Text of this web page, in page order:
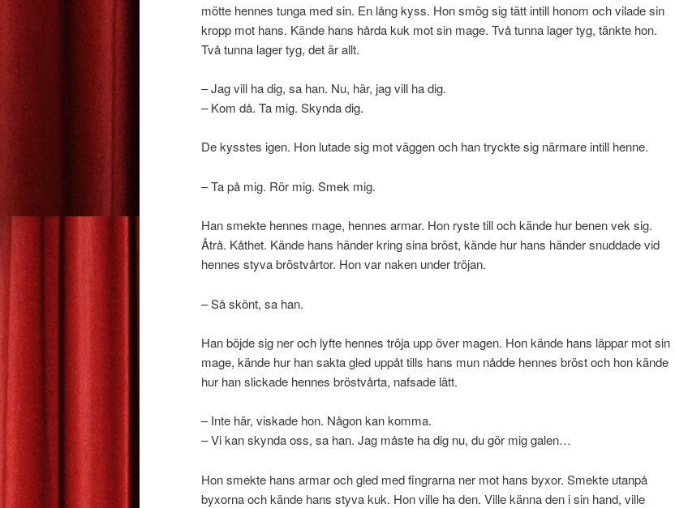
mötte hennes tunga med sin. En lång kyss. Hon smög sig tätt intill honom och vilade sin
kropp mot hans. Kände hans hårda kuk mot sin mage. Två tunna lager tyg, tänkte hon.
Två tunna lager tyg, det är allt.
– Jag vill ha dig, sa han. Nu, här, jag vill ha dig.
– Kom då. Ta mig. Skynda dig.
De kysstes igen. Hon lutade sig mot väggen och han tryckte sig närmare intill henne.
– Ta på mig. Rör mig. Smek mig.
Han smekte hennes mage, hennes armar. Hon ryste till och kände hur benen vek sig.
Åtrå. Kåthet. Kände hans händer kring sina bröst, kände hur hans händer snuddade vid
hennes styva bröstvårtor. Hon var naken under tröjan.
– Så skönt, sa han.
Han böjde sig ner och lyfte hennes tröja upp över magen. Hon kände hans läppar mot sin
mage, kände hur han sakta gled uppåt tills hans mun nådde hennes bröst och hon kände
hur han slickade hennes bröstvårta, nafsade lätt.
– Inte här, viskade hon. Någon kan komma.
– Vi kan skynda oss, sa han. Jag måste ha dig nu, du gör mig galen…
Hon smekte hans armar och gled med fingrarna ner mot hans byxor. Smekte utanpå
byxorna och kände hans styva kuk. Hon ville ha den. Ville känna den i sin hand, ville